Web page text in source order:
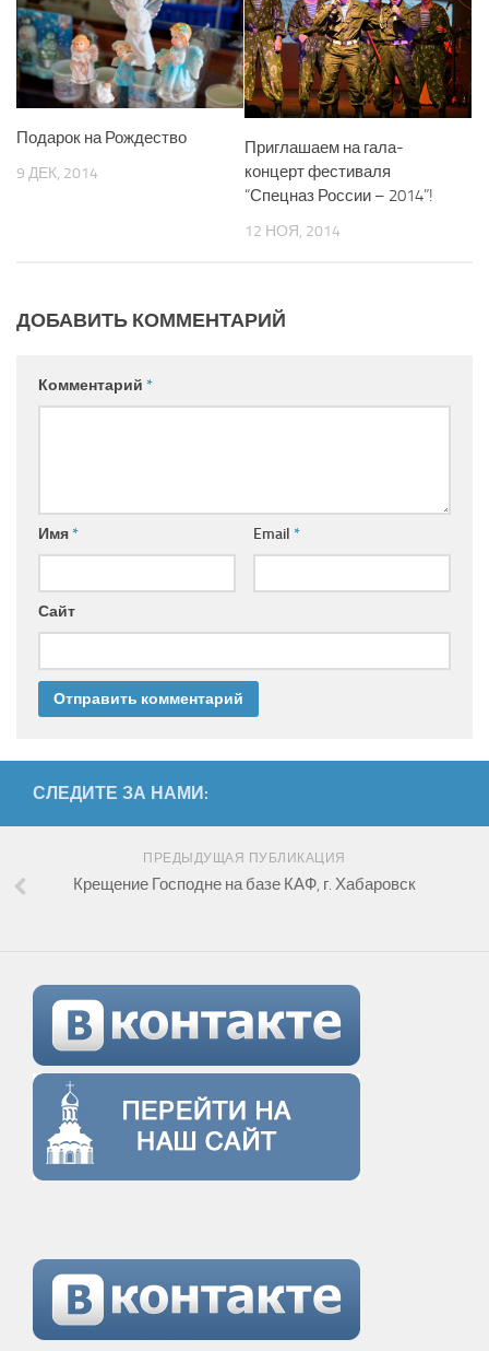
Подарок на Рождество
9 ДЕК, 2014
Приглашаем на гала-
концерт фестиваля
“Спецназ России – 2014”!
12 НОЯ, 2014
ДОБАВИТЬ КОММЕНТАРИЙ
Комментарий *
Имя* Email *
Сайт
СЛЕДИТЕ ЗА НАМИ:
ПРЕДЫДУЩАЯ ПУБЛИКАЦИЯ
Крещение Господне на базе КАФ, г. Хабаровск